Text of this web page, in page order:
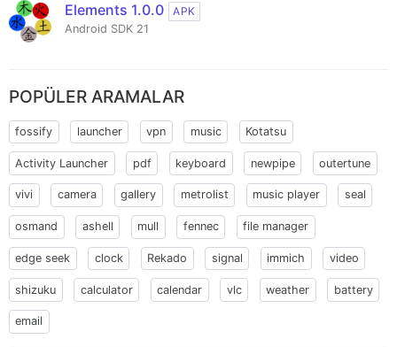
Elements 1.0.0
APK
Android SDK 21
POPÜLER ARAMALAR
fossify launcher vpn music Kotatsu
Activity Launcher pdf keyboard newpipe outertune
vivi camera gallery metrolist music player seal
osmand ashell mull fennec file manager
edge seek clock Rekado signal immich video
shizuku calculator calendar vlc weather battery
email